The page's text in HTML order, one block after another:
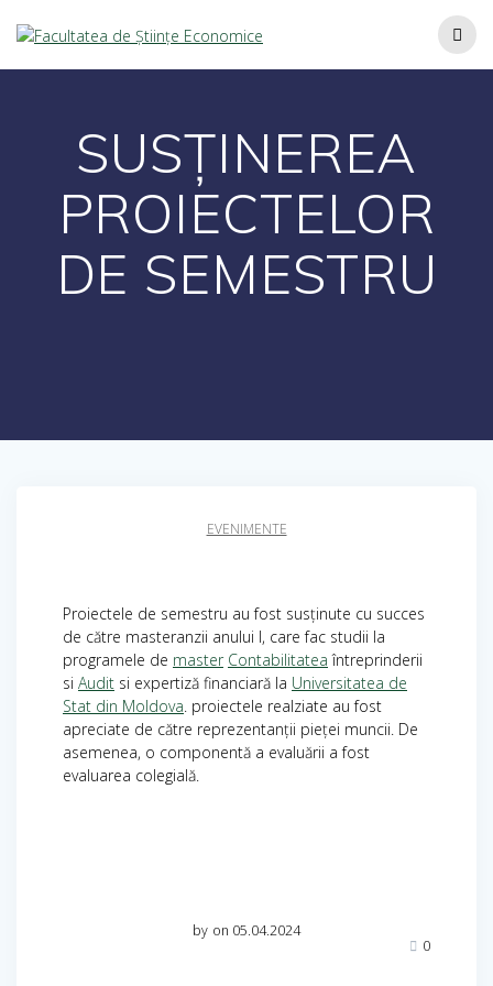
SUSȚINEREA
PROIECTELOR
DE SEMESTRU
EVENIMENTE
Proiectele de semestru au fost susținute cu succes
de către masteranzii anului I, care fac studii la
programele de master Contabilitatea întreprinderii
si Audit si expertiză financiară la Universitatea de
Stat din Moldova. proiectele realziate au fost
apreciate de către reprezentanții pieței muncii. De
asemenea, o componentă a evaluării a fost
evaluarea colegială.
by on 05.04.2024
0